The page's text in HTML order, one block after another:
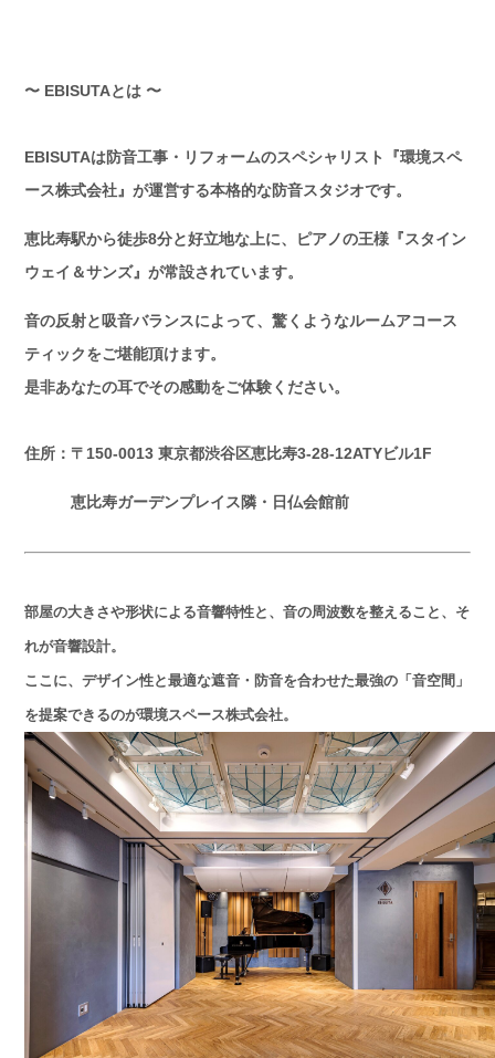
〜 EBISUTAとは 〜
EBISUTAは防音工事・リフォームのスペシャリスト『環境スペ
ース株式会社』が運営する本格的な防音スタジオです。
恵比寿駅から徒歩8分と好立地な上に、ピアノの王様『スタイン
ウェイ＆サンズ』が常設されています。
音の反射と吸音バランスによって、驚くようなルームアコース
ティックをご堪能頂けます。
是非あなたの耳でその感動をご体験ください。
住所：〒150-0013 東京都渋谷区恵比寿3‐28‐12ATYビル1F
恵比寿ガーデンプレイス隣・日仏会館前
部屋の大きさや形状による音響特性と、音の周波数を整えること、そ
れが音響設計。
ここに、デザイン性と最適な遮音・防音を合わせた最強の「音空間」
を提案できるのが環境スペース株式会社。